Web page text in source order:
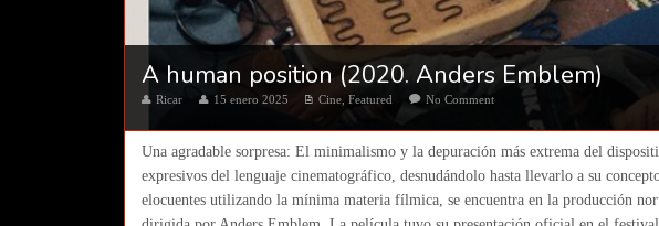
A human position (2020. Anders Emblem)
Ricar 15 enero 2025 Cine,Featured No Comment
Una agradable sorpresa: El minimalismo y la depuración más extrema del
expresivos del lenguaje cinematográfico, desnudándolo hasta llevarlo a su
elocuentes utilizando la mínima materia fílmica, se encuentra en la producción